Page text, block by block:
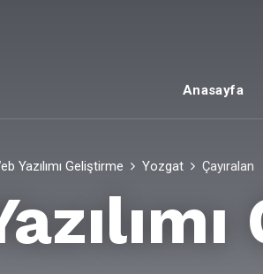
Anasayfa
Yazılımı Geliştirme Yozgat Çayıralan